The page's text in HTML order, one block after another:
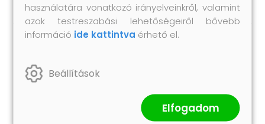
használatára vonatkozó irányelveinkről, valamint
azok testreszabási lehetőségeiről bővebb
információ ide kattintva érhető el.
Beállítások
Elfogadom